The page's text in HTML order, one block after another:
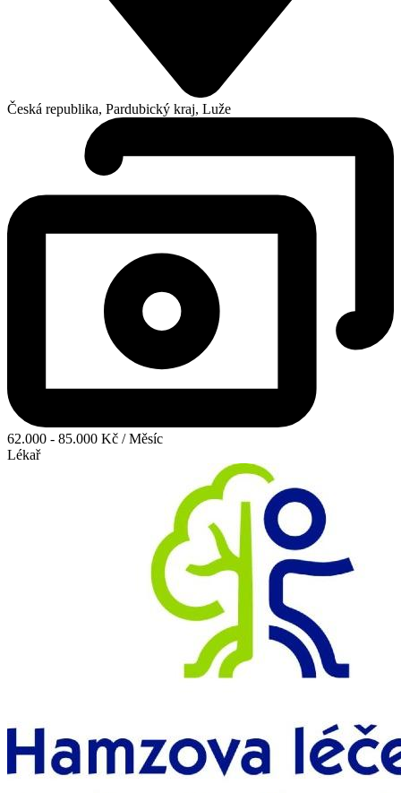
Česká republika, Pardubický kraj, Luže
62.000 - 85.000 Kč / Měsíc
Lékař